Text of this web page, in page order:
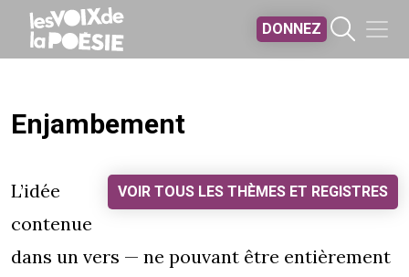
DONNEZ
Enjambement
VOIR TOUS LES THÈMES ET REGISTRES
L’idée
contenue
dans un vers — ne pouvant être entièrement